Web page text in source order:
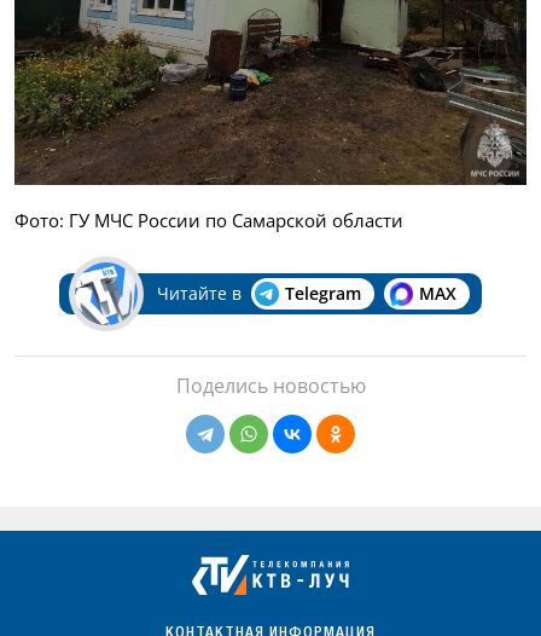
Фото: ГУ МЧС России по Самарской области
Читайте в Telegram MAX
Поделись новостью